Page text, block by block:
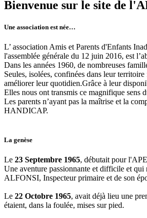
Bienvenue sur le site de
Une association est née…
L’ association Amis et Parents d'Enfants
l'assemblée générale du 12 juin 2016, est
Dans les années 1960, de nombreuses
Seules, isolées, confinées dans leur
améliorer leur quotidien.Grâce à leur
Elles nous ont transmis ce magnifique sens
Les parents n’ayant pas la maîtrise et la
HANDICAP.
La genèse
Le 23 Septembre 1965, débutait pour
Une aventure passionnante et difficile et qui
ALFONSI, Inspecteur primaire et de son
Le 22 Octobre 1965, avait déjà lieu une
étaient, dans la foulée, mises sur pied.